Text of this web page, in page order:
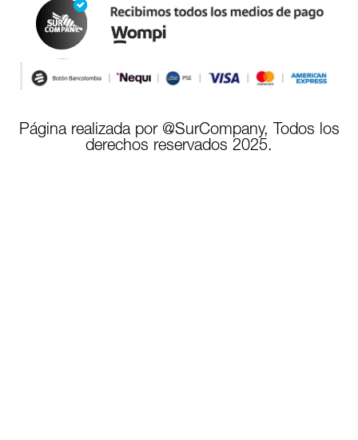
Página realizada por @SurCompany, Todos los
derechos reservados 2025.